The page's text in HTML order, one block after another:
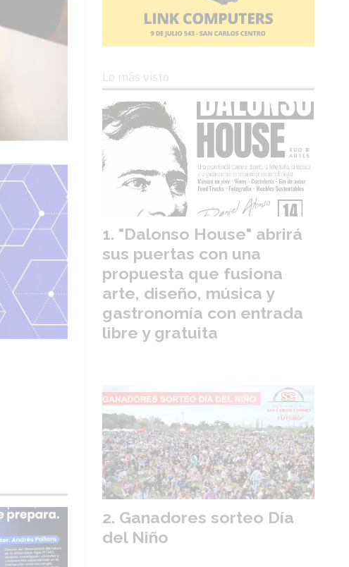
Lo más visto
"Dalonso House" abrirá
sus puertas con una
propuesta que fusiona
arte, diseño, música y
gastronomía con entrada
libre y gratuita
Ganadores sorteo Día
del Niño